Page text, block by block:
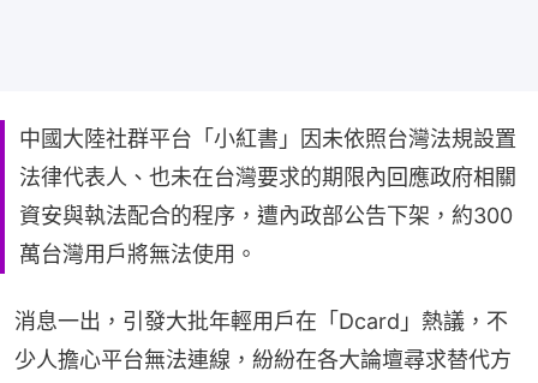
中國大陸社群平台「小紅書」因未依照台灣法規設置
法律代表人、也未在台灣要求的期限內回應政府相關
資安與執法配合的程序，遭內政部公告下架，約300
萬台灣用戶將無法使用。
消息一出，引發大批年輕用戶在「Dcard」熱議，不
少人擔心平台無法連線，紛紛在各大論壇尋求替代方